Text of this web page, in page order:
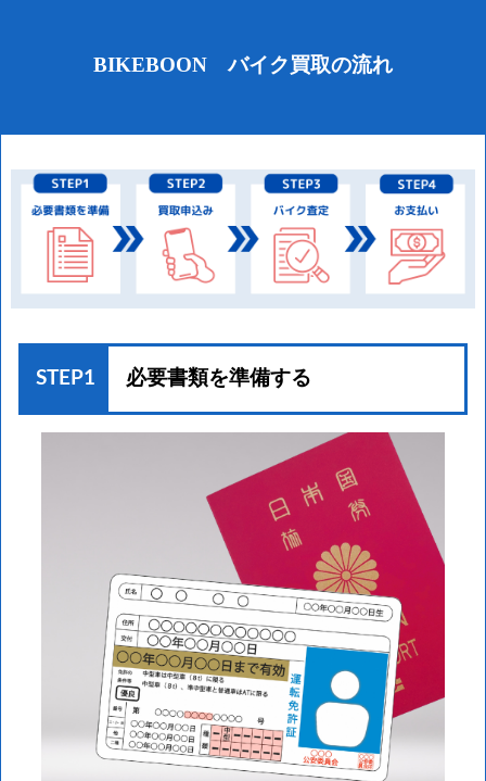
BIKEBOON バイク買取の流れ
STEP1 必要書類を準備する